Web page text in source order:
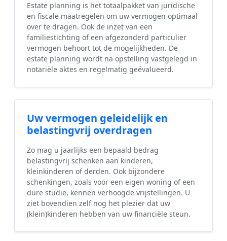
Estate planning is het totaalpakket van juridische
en fiscale maatregelen om uw vermogen optimaal
over te dragen. Ook de inzet van een
familiestichting of een afgezonderd particulier
vermogen behoort tot de mogelijkheden. De
estate planning wordt na opstelling vastgelegd in
notariële aktes en regelmatig geëvalueerd.
Uw vermogen geleidelijk en
belastingvrij overdragen
Zo mag u jaarlijks een bepaald bedrag
belastingvrij schenken aan kinderen,
kleinkinderen of derden. Ook bijzondere
schenkingen, zoals voor een eigen woning of een
dure studie, kennen verhoogde vrijstellingen. U
ziet bovendien zelf nog het plezier dat uw
(klein)kinderen hebben van uw financiële steun.